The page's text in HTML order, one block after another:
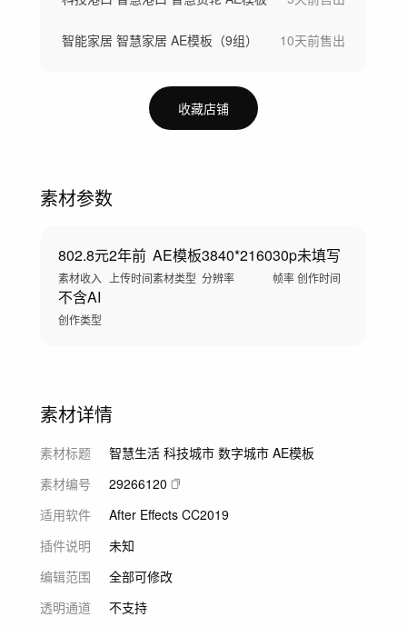
智能家居 智慧家居 AE模板（9组） 10天前售出
收藏店铺
素材参数
802.8元
素材收入
2年前
上传时间
AE模板
素材类型
3840*2160
分辨率
30p
帧率
未填写
创作时间
不含AI
创作类型
素材详情
素材标题
智慧生活 科技城市 数字城市 AE模板
素材编号
29266120
适用软件
After Effects CC2019
插件说明
未知
编辑范围
全部可修改
透明通道
不支持